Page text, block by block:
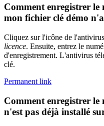
Comment enregistrer le
mon fichier clé démo
Cliquez sur l'icône de
licence. Ensuite, entrez le
d'enregistrement. L'antivirus
clé.
Permanent link
Comment enregistrer le
n'est pas déjà installé